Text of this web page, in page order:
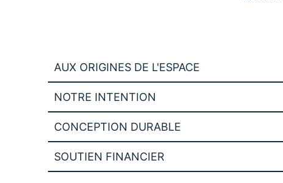
AUX ORIGINES DE L'ESPACE
NOTRE INTENTION
CONCEPTION DURABLE
SOUTIEN FINANCIER